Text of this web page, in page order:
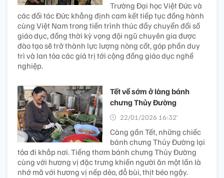
Trường Đại học Việt Đức và
các đối tác Đức khẳng định cam kết tiếp tục đồng hành
cùng Việt Nam trong tiến trình thúc đẩy chuyển đổi số
giáo dục, đồng thời kỳ vọng đội ngũ chuyên gia được
đào tạo sẽ trở thành lực lượng nòng cốt, góp phần duy
trì và lan tỏa các giá trị tới cộng đồng giáo dục nghề
nghiệp.
Tết về sớm ở làng bánh
chưng Thủy Đường
22/01/2026 16:32’
Càng gần Tết, những chiếc
bánh chưng Thủy Đường lại
tỏa đi khắp nơi. Tiếng thơm bánh chưng Thủy Đường
cùng với hương vị đặc trưng khiến người ăn một lần là
nhớ mã với hương vị nếp dẻo, đỗ bùi, thịt béo ngậy.